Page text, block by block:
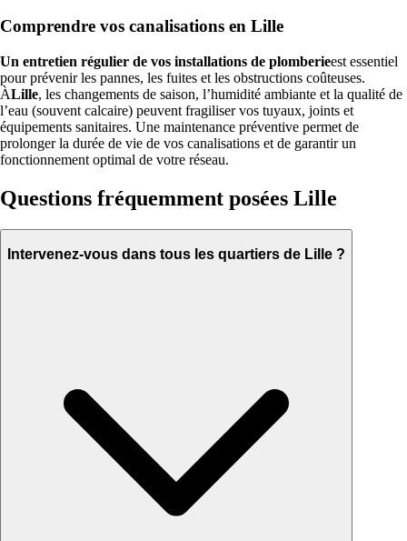
Comprendre vos canalisations en Lille
Un entretien régulier de vos installations de plomberieest essentiel
pour prévenir les pannes, les fuites et les obstructions coûteuses.
ÀLille, les changements de saison, l’humidité ambiante et la qualité de
l’eau (souvent calcaire) peuvent fragiliser vos tuyaux, joints et
équipements sanitaires. Une maintenance préventive permet de
prolonger la durée de vie de vos canalisations et de garantir un
fonctionnement optimal de votre réseau.
Questions fréquemment posées Lille
Intervenez-vous dans tous les quartiers de Lille ?